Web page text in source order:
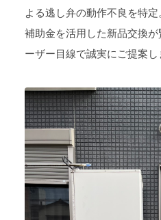
よる逃し弁の動作不良を特定
補助金を活用した新品交換
ーザー目線で誠実にご提案し